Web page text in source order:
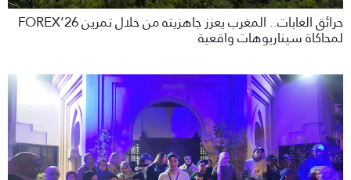
حرائق الغابات.. المغرب يعزز جاهزيته من خلال تمرين FOREX’26
لمحاكاة سيناريوهات واقعية